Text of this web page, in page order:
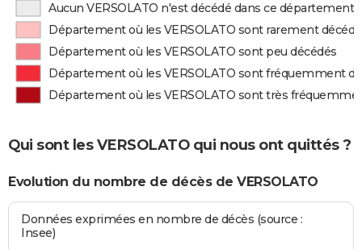
Aucun VERSOLATO n'est décédé dans ce département
Département où les VERSOLATO sont rarement
Département où les VERSOLATO sont peu décédés
Département où les VERSOLATO sont fréquemment
Département où les VERSOLATO sont très
Qui sont les VERSOLATO qui nous ont quittés ?
Evolution du nombre de décès de VERSOLATO
Données exprimées en nombre de décès (source :
Insee)